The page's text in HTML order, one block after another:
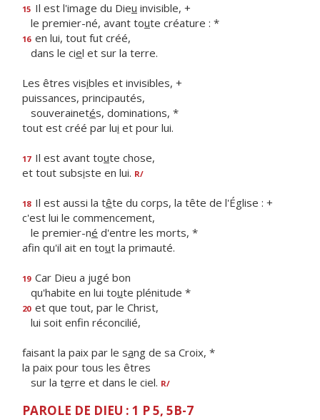
15 Il est l'image du Dieu invisible, +
le premier-né, avant toute créature : *
16 en lui, tout fut créé,
dans le ciel et sur la terre.
Les êtres visibles et invisibles, +
puissances, principautés,
souverainetés, dominations, *
tout est créé par lui et pour lui.
17 Il est avant toute chose,
et tout subsiste en lui. R/
18 Il est aussi la tête du corps, la tête de l'Église : +
c'est lui le commencement,
le premier-né d'entre les morts, *
afin qu'il ait en tout la primauté.
19 Car Dieu a jugé bon
qu'habite en lui toute plénitude *
20 et que tout, par le Christ,
lui soit enfn réconcilié,
faisant la paix par le sang de sa Croix, *
la paix pour tous les êtres
sur la terre et dans le ciel. R/
PAROLE DE DIEU : 1 P 5, 5B-7